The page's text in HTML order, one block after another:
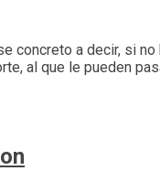
concreto a decir, si
al que le pueden